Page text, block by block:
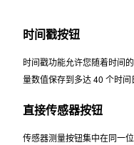
时间戳按钮
时间戳功能允许您随着时间
量数值保存到多达 40 个时间
直接传感器按钮
传感器测量按钮集中在同一